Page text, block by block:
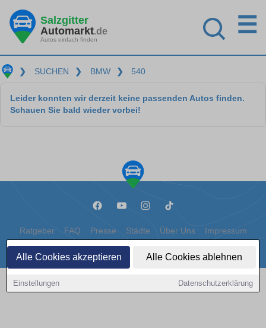
Alle Cookies akzeptieren Alle Cookies ablehnen
Einstellungen Datenschutzerklärung
Salzgitter
Automarkt.de
Autos einfach finden
☰
❯ SUCHEN ❯ BMW ❯ 540
Leider konnten wir derzeit keine passenden Autos finden.
Schauen Sie bald wieder vorbei!
Ratgeber FAQ Presse Städte Über Uns Impressum
Datenschutz Cookies
Copyright © 2000 - 2026 | 1A Infosysteme GmbH | Content by: 1a-sites-autos